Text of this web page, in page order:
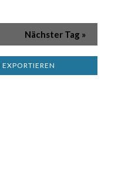
Nächster Tag »